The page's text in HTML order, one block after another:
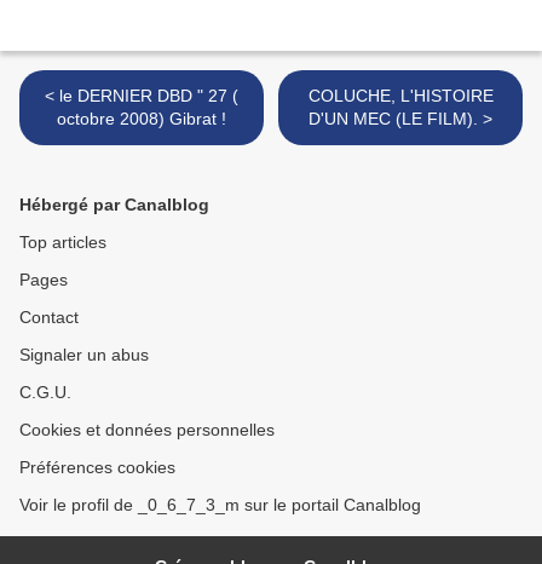
< le DERNIER DBD " 27 (
octobre 2008) Gibrat !
COLUCHE, L'HISTOIRE
D'UN MEC (LE FILM). >
Hébergé par Canalblog
Top articles
Pages
Contact
Signaler un abus
C.G.U.
Cookies et données personnelles
Préférences cookies
Voir le profil de _0_6_7_3_m sur le portail Canalblog